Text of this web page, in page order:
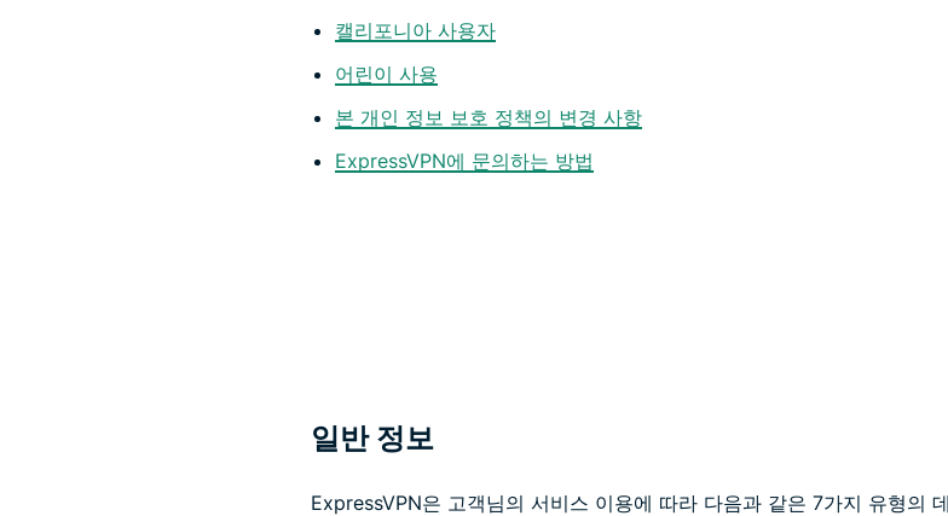
캘리포니아 사용자
어린이 사용
본 개인 정보 보호 정책의 변경 사항
ExpressVPN에 문의하는 방법
일반 정보
ExpressVPN은 고객님의 서비스 이용에 따라 다음과 같은 7가지 유형의